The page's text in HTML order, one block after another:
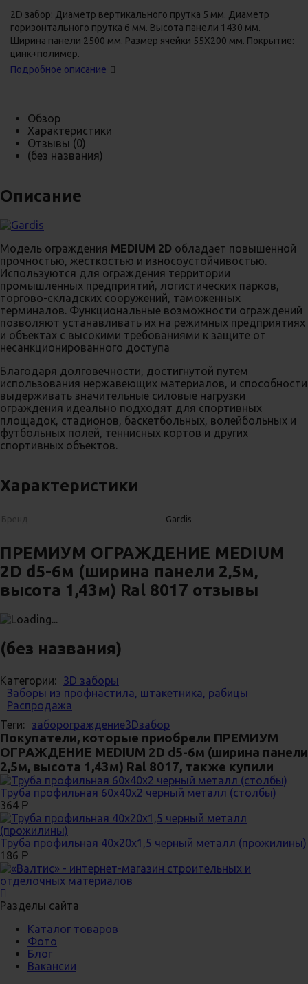
2D забор: Диаметр вертикального прутка 5 мм. Диаметр
горизонтального прутка 6 мм. Высота панели 1430 мм.
Ширина панели 2500 мм. Размер ячейки 55Х200 мм. Покрытие:
цинк+полимер.
Подробное описание
Обзор
Характеристики
Отзывы (0)
(без названия)
Описание
Модель ограждения MEDIUM 2D обладает повышенной
прочностью, жесткостью и износоустойчивостью.
Используются для ограждения территории
промышленных предприятий, логистических парков,
торгово-складских сооружений, таможенных
терминалов. Функциональные возможности ограждений
позволяют устанавливать их на режимных предприятиях
и объектах с высокими требованиями к защите от
несанкционированного доступа
Благодаря долговечности, достигнутой путем
использования нержавеющих материалов, и способности
выдерживать значительные силовые нагрузки
ограждения идеально подходят для спортивных
площадок, стадионов, баскетбольных, волейбольных и
футбольных полей, теннисных кортов и других
спортивных объектов.
Характеристики
Бренд Gardis
ПРЕМИУМ ОГРАЖДЕНИЕ MEDIUM
2D d5-6м (ширина панели 2,5м,
высота 1,43м) Ral 8017 отзывы
(без названия)
Категории:
3D заборы
Заборы из профнастила, штакетника, рабицы
Распродажа
Теги:
заборограждение3Dзабор
Покупатели, которые приобрели ПРЕМИУМ
ОГРАЖДЕНИЕ MEDIUM 2D d5-6м (ширина панели
2,5м, высота 1,43м) Ral 8017, также купили
Труба профильная 60х40х2 черный металл (столбы)
364 Р
Труба профильная 40х20х1,5 черный металл (прожилины)
186 Р
Разделы сайта
Каталог товаров
Фото
Блог
Вакансии